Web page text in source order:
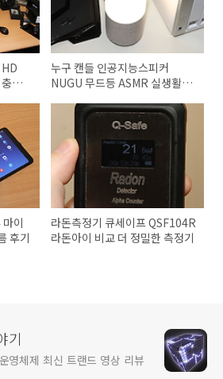
전
누구 캔들 인공지능스피커
NUGU 무드등 ASMR 실생활에
이
후기
라돈측정기 큐세이프 QSF104R
라돈아이 비교 더 정밀한 측정기
기
영체제 최신 트랜드 영상 리뷰